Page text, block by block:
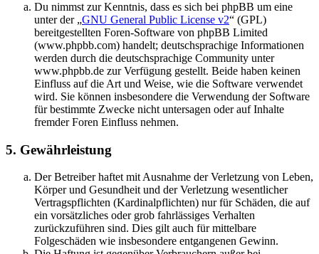
Du nimmst zur Kenntnis, dass es sich bei phpBB um eine
unter der „GNU General Public License v2“ (GPL)
bereitgestellten Foren-Software von phpBB Limited
(www.phpbb.com) handelt; deutschsprachige Informationen
werden durch die deutschsprachige Community unter
www.phpbb.de zur Verfügung gestellt. Beide haben keinen
Einfluss auf die Art und Weise, wie die Software verwendet
wird. Sie können insbesondere die Verwendung der Software
für bestimmte Zwecke nicht untersagen oder auf Inhalte
fremder Foren Einfluss nehmen.
5. Gewährleistung
Der Betreiber haftet mit Ausnahme der Verletzung von Leben,
Körper und Gesundheit und der Verletzung wesentlicher
Vertragspflichten (Kardinalpflichten) nur für Schäden, die auf
ein vorsätzliches oder grob fahrlässiges Verhalten
zurückzuführen sind. Dies gilt auch für mittelbare
Folgeschäden wie insbesondere entgangenen Gewinn.